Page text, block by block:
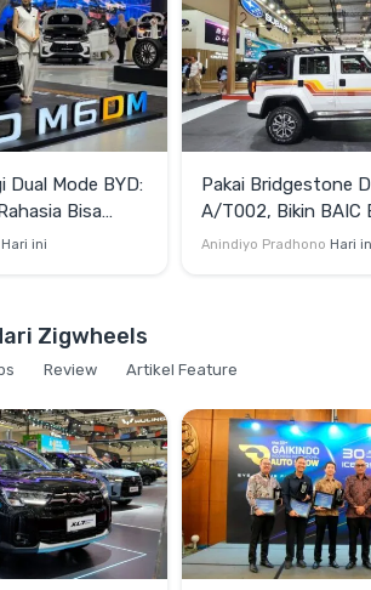
Dual Mode BYD:
Bisa
Hari ini
Pakai Bridgestone
A/T002, Bikin BAIC
Terlihat Lebih
Anindiyo Pradhono Hari
Zigwheels
Review Artikel Feature